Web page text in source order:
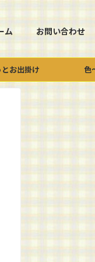
ム お問い合わせ
お出掛け 色